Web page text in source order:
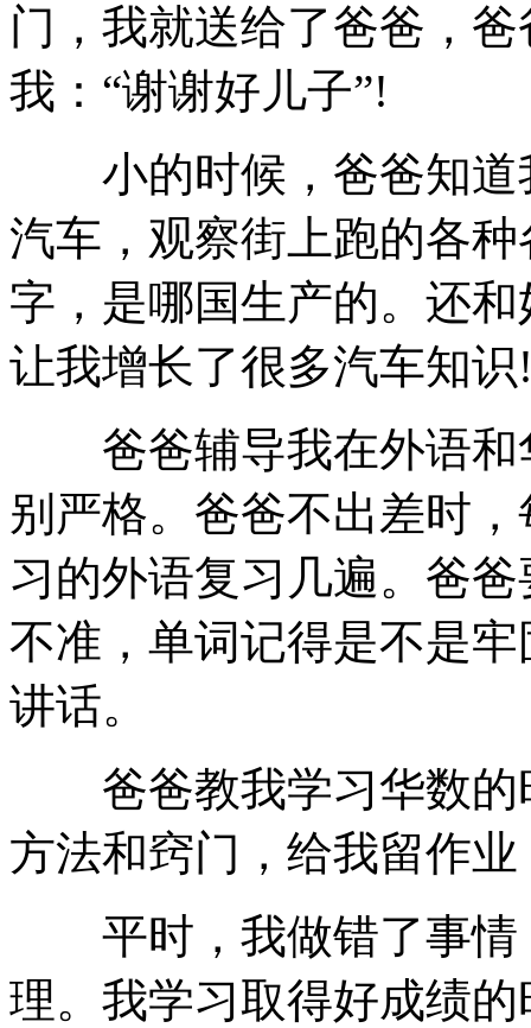
门，我就送给了爸爸，
我：“谢谢好儿子”!
小的时候，爸爸知道
汽车，观察街上跑的各
字，是哪国生产的。还
让我增长了很多汽车知识
爸爸辅导我在外语和
别严格。爸爸不出差时
习的外语复习几遍。爸
不准，单词记得是不是
讲话。
爸爸教我学习华数的
方法和窍门，给我留作
平时，我做错了事情
理。我学习取得好成绩